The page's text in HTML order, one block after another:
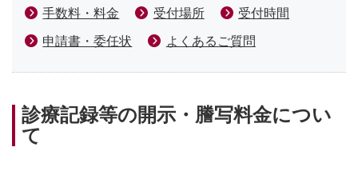
外部評価
その他 03-3342-6111(代表)
手数料・料金 受付場所 受付時間
申請書・委任状 よくあるご質問
診療記録等の開⽰・謄写料⾦につい
て